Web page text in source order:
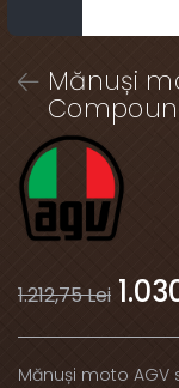
Mănuși
1.212,75 Lei
Mănuși moto AGV